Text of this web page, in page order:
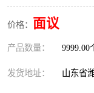
价格： 面议
产品数量： 9999.00
发货地址： 山东省